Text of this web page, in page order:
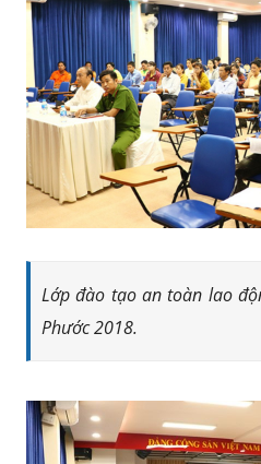
Lớp đào tạo an toàn lao
Phước 2018.